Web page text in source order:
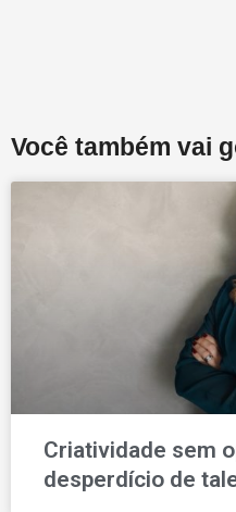
Você também vai
Criatividade sem
desperdício de